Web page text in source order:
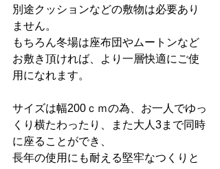
別途クッションなどの敷物は必要あり
ません。
もちろん冬場は座布団やムートンなど
お敷き頂ければ、より一層快適にご使
用になれます。
サイズは幅200ｃｍの為、お一人でゆっ
くり横たわったり、また大人3まで同時
に座ることができ、
長年の使用にも耐える堅牢なつくりと